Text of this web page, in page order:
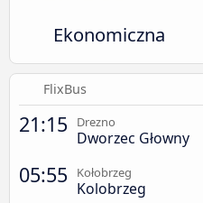
Ekonomiczna
FlixBus
21:15 Drezno
Dworzec Głowny
05:55 Kołobrzeg
Kolobrzeg